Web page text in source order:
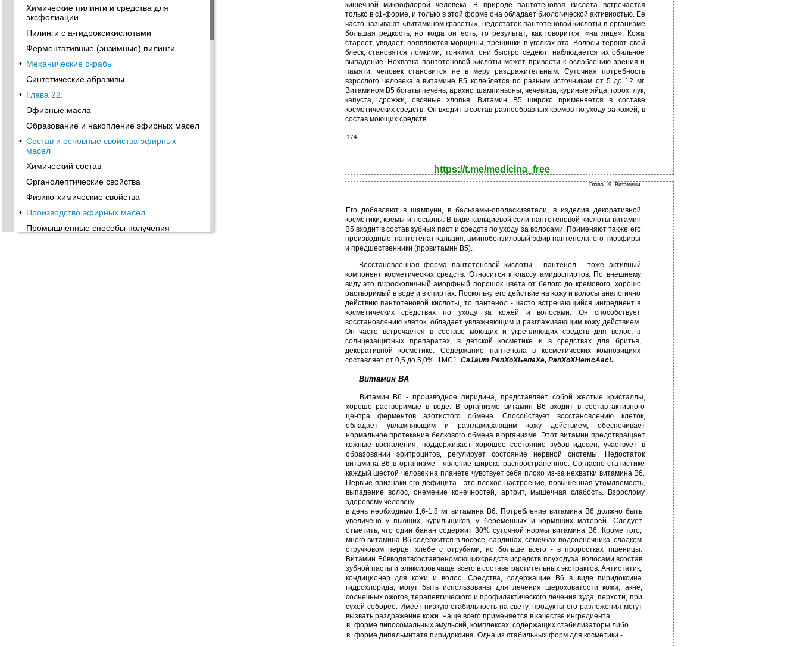
Химические пилинги и средства для
эксфолиации
Пилинги с а-гидроксикислотами
Ферментативные (энзимные) пилинги
• Механические скрабы
Синтетические абразивы
• Глава 22.
Эфирные масла
Образование и накопление эфирных масел
• Состав и основные свойства эфирных
масел
Химический состав
Органолептические свойства
Физико-химические свойства
• Производство эфирных масел
Промышленные способы получения
кишечной микрофлорой человека. В природе пантотеновая кислота встречается
только в с1-форме, и только в этой форме она обладает биологической активностью. Ее
часто называют «витамином красоты», недостаток пантотеновой кислоты в организме
большая редкость, но когда он есть, то результат, как говорится, «на лице». Кожа
стареет, увядает, появляются морщины, трещинки в уголках рта. Волосы теряют свой
блеск, становятся ломкими, тонкими, они быстро седеют, наблюдается их обильное
выпадение. Нехватка пантотеновой кислоты может привести к ослаблению зрения и
памяти, человек становится не в меру раздражительным. Суточная потребность
взрослого человека в витамине В5 колеблется по разным источникам от 5 до 12 мг.
Витамином В5 богаты печень, арахис, шампиньоны, чечевица, куриные яйца, горох, лук,
капуста, дрожжи, овсяные хлопья. Витамин В5 широко применяется в составе
косметических средств. Он входит в состав разнообразных кремов по уходу за кожей, в
состав моющих средств.
174
https://t.me/medicina_free
Глава 19. Витамины
Его добавляют в шампуни, в бальзамы-ополаскиватели, в изделия декоративной
косметики, кремы и лосьоны. В виде кальциевой соли пантотеновой кислоты витамин
В5 входит в состав зубных паст и средств по уходу за волосами. Применяют также его
производные: пантотенат кальция, аминобензиловый эфир пантенола, его тиоэфиры
и предшественники (провитамин В5).
Восстановленная форма пантотеновой кислоты - пантенол - тоже активный
компонент косметических средств. Относится к классу амидоспиртов. По внешнему
виду это гигроскопичный аморфный порошок цвета от белого до кремового, хорошо
растворимый в воде и в спиртах. Поскольку его действие на кожу и волосы аналогично
действию пантотеновой кислоты, то пантенол - часто встречающийся ингредиент в
косметических средствах по уходу за кожей и волосами. Он способствует
восстановлению клеток, обладает увлажняющим и разглаживающим кожу действием.
Он часто встречается в составе моющих и укрепляющих средств для волос, в
солнцезащитных препаратах, в детской косметике и в средствах для бритья,
декоративной косметике. Содержание пантенола в косметических композициях
составляет от 0,5 до 5,0%. 1МС1: Са1аит РапХоХЬепаХе, РапХоХНетсАас!.
Витамин ВА
Витамин В6 - производное пиридина, представляет собой желтые кристаллы,
хорошо растворимые в воде. В организме витамин В6 входит в состав активного
центра ферментов азотистого обмена. Способствует восстановлению клеток,
обладает увлажняющим и разглаживающим кожу действием, обеспечивает
нормальное протекание белкового обмена в организме. Этот витамин предотвращает
кожные воспаления, поддерживает хорошее состояние зубов идесен, участвует в
образовании эритроцитов, регулирует состояние нервной системы. Недостаток
витамина В6 в организме - явление широко распространенное. Согласно статистике
каждый шестой человек на планете чувствует себя плохо из-за нехватки витамина В6.
Первые признаки его дефицита - это плохое настроение, повышенная утомляемость,
выпадение волос, онемение конечностей, артрит, мышечная слабость. Взрослому
здоровому человеку
в день необходимо 1,6-1,8 мг витамина В6. Потребление витамина В6 должно быть
увеличено у пьющих, курильщиков, у беременных и кормящих матерей. Следует
отметить, что один банан содержит 30% суточной нормы витамина В6. Кроме того,
много витамина В6 содержится в лососе, сардинах, семечках подсолнечника, сладком
стручковом перце, хлебе с отрубями, но больше всего - в проростках пшеницы.
Витамин В6вводятвсоставпеномоющихсредств исредств поуходуза волосами,всостав
зубной пасты и эликсиров чаще всего в составе растительных экстрактов. Антистатик,
кондиционер для кожи и волос. Средства, содержащие В6 в виде пиридоксина
гидрохлорида, могут быть использованы для лечения шероховатости кожи, акне,
солнечных ожогов, терапевтического и профилактического лечения зуда, перхоти, при
сухой себорее. Имеет низкую стабильность на свету, продукты его разложения могут
вызвать раздражение кожи. Чаще всего применяется в качестве ингредиента
в форме липосомальных эмульсий, комплексах, содержащих стабилизаторы либо
в форме дипальмитата пиридоксина. Одна из стабильных форм для косметики -